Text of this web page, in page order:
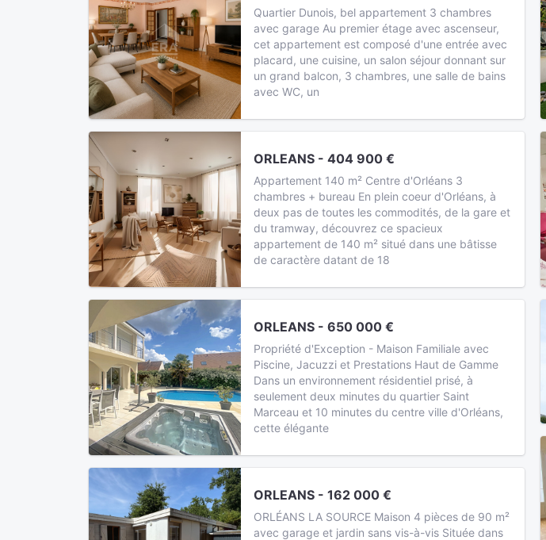
Quartier Dunois, bel appartement 3 chambres
avec garage Au premier étage avec ascenseur,
cet appartement est composé d'une entrée avec
placard, une cuisine, un salon séjour donnant sur
un grand balcon, 3 chambres, une salle de bains
avec WC, un
ORLEANS - 404 900 €
Appartement 140 m² Centre d'Orléans 3
chambres + bureau En plein coeur d'Orléans, à
deux pas de toutes les commodités, de la gare et
du tramway, découvrez ce spacieux
appartement de 140 m² situé dans une bâtisse
de caractère datant de 18
ORLEANS - 650 000 €
Propriété d'Exception - Maison Familiale avec
Piscine, Jacuzzi et Prestations Haut de Gamme
Dans un environnement résidentiel prisé, à
seulement deux minutes du quartier Saint
Marceau et 10 minutes du centre ville d'Orléans,
cette élégante
ORLEANS - 162 000 €
ORLÉANS LA SOURCE Maison 4 pièces de 90 m²
avec garage et jardin sans vis-à-vis Située dans